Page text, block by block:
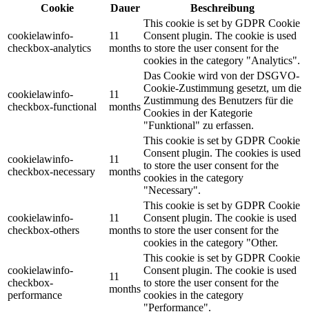
Cookie
Dauer Beschreibung
cookielawinfo-
checkbox-analytics
11
months
This cookie is set by GDPR Cookie
Consent plugin. The cookie is used
to store the user consent for the
cookies in the category "Analytics".
cookielawinfo-
checkbox-functional
11
months
Das Cookie wird von der DSGVO-
Cookie-Zustimmung gesetzt, um die
Zustimmung des Benutzers für die
Cookies in der Kategorie
"Funktional" zu erfassen.
cookielawinfo-
checkbox-necessary
11
months
This cookie is set by GDPR Cookie
Consent plugin. The cookies is used
to store the user consent for the
cookies in the category
"Necessary".
cookielawinfo-
checkbox-others
11
months
This cookie is set by GDPR Cookie
Consent plugin. The cookie is used
to store the user consent for the
cookies in the category "Other.
cookielawinfo-
checkbox-
performance
11
months
This cookie is set by GDPR Cookie
Consent plugin. The cookie is used
to store the user consent for the
cookies in the category
"Performance".